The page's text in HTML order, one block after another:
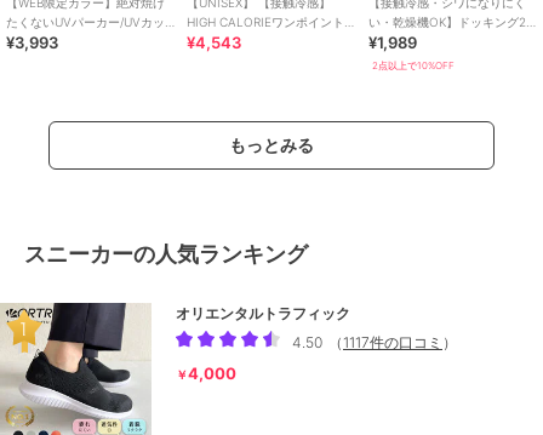
たくないUVパーカー/UVカッ
ト・接触冷感
¥3,993
HIGH CALORIEワンポイントT
シャツ
¥4,543
い・乾燥機OK】ドッキング2
段フリルTシャツ 全2色
¥1,989
2点以上で10%OFF
もっとみる
スニーカーの人気ランキング
オリエンタルトラフィック
4.50
（ 1117件の口コミ ）
￥4,000